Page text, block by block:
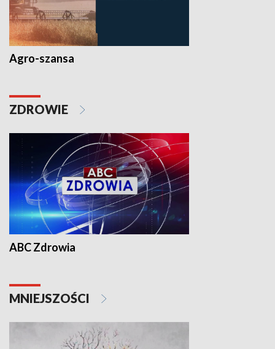
Agro-szansa
ZDROWIE
ABC Zdrowia
MNIEJSZOŚCI